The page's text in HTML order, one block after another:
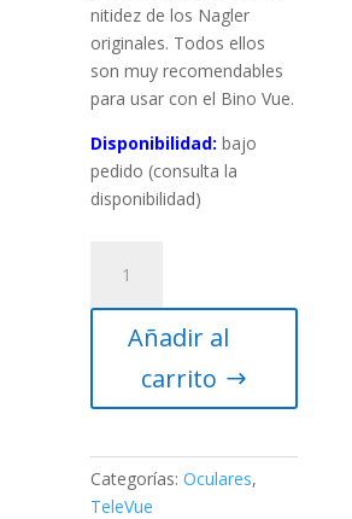
nitidez de los Nagler
originales. Todos ellos
son muy recomendables
para usar con el Bino Vue.
Disponibilidad: bajo
pedido (consulta la
disponibilidad)
TeleVue
Nagler
7mm
cantidad
Añadir al
carrito
Categorías:Oculares,
TeleVue